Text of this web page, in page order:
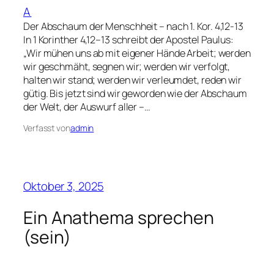
A
Der Abschaum der Menschheit – nach 1. Kor. 4,12-13
In 1 Korinther 4,12–13 schreibt der Apostel Paulus:
„Wir mühen uns ab mit eigener Hände Arbeit; werden
wir geschmäht, segnen wir; werden wir verfolgt,
halten wir stand; werden wir verleumdet, reden wir
gütig. Bis jetzt sind wir geworden wie der Abschaum
der Welt, der Auswurf aller –…
Verfasst vonadmin
Oktober 3, 2025
Ein Anathema sprechen
(sein)